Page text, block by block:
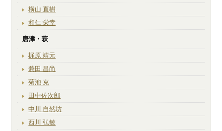
横山 直樹
和仁 栄幸
唐津・萩
梶原 靖元
兼田 昌尚
菊池 克
田中佐次郎
中川 自然坊
西川 弘敏